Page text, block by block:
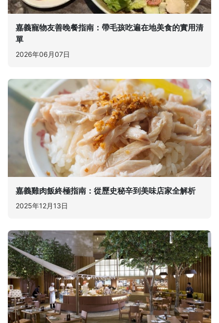
嘉義寵物友善晚餐指南：帶毛孩吃遍在地美食的實用清
單
2026年06月07日
嘉義雞肉飯終極指南：從歷史秘辛到美味店家全解析
2025年12月13日